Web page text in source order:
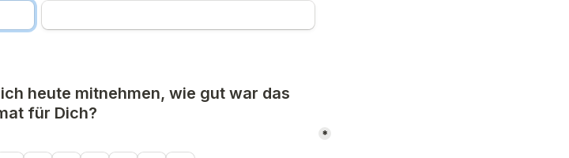
heute mitnehmen, wie gut war das
für Dich?
*